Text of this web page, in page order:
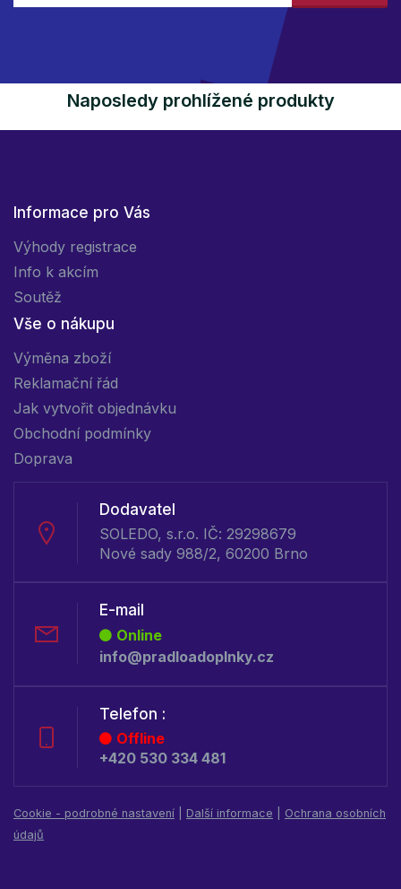
Naposledy prohlížené produkty
Informace pro Vás
Výhody registrace
Info k akcím
Soutěž
Vše o nákupu
Výměna zboží
Reklamační řád
Jak vytvořit objednávku
Obchodní podmínky
Doprava
Dodavatel
SOLEDO, s.r.o. IČ: 29298679
Nové sady 988/2, 60200 Brno
E-mail
Online
info@pradloadoplnky.cz
Telefon :
Offline
+420 530 334 481
Cookie - podrobné nastavení Další informace
Ochrana osobních
údajů